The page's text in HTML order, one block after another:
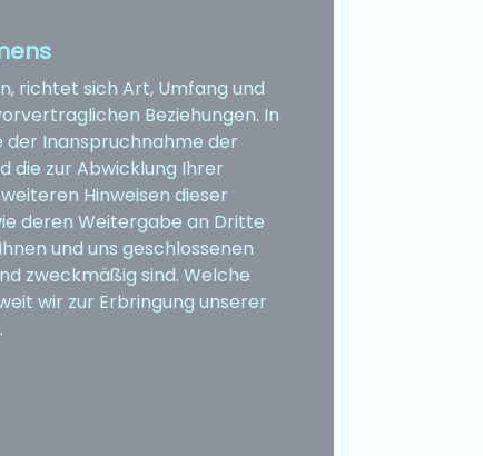
richtet sich Art, Umfang und
Beziehungen. In
der Inanspruchnahme der
die zur Abwicklung Ihrer
Hinweisen dieser
deren Weitergabe an Dritte
und uns geschlossenen
zweckmäßig sind. Welche
wir zur Erbringung unserer